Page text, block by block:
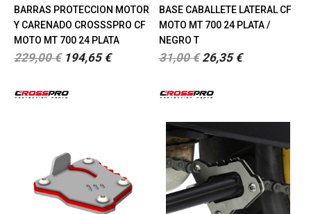
BARRAS PROTECCION MOTOR
Y CARENADO CROSSSPRO CF
MOTO MT 700 24 PLATA
229,00 € 194,65 €
BASE CABALLETE LATERAL CF
MOTO MT 700 24 PLATA /
NEGRO T
31,00 € 26,35 €